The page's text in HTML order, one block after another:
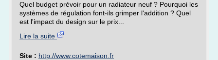
Quel budget prévoir pour un radiateur neuf ? Pourquoi les
systèmes de régulation font-ils grimper l'addition ? Quel
est l'impact du design sur le prix...
Lire la suite
Site : http://www.cotemaison.fr